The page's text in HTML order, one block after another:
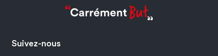
Suivez-nous